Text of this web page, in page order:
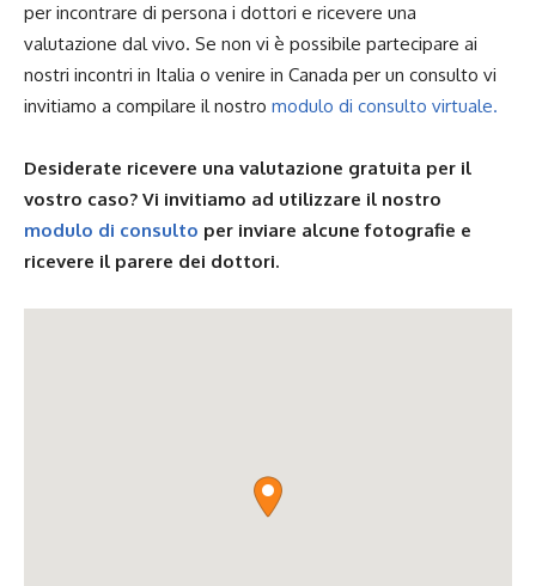
per incontrare di persona i dottori e ricevere una
valutazione dal vivo. Se non vi è possibile partecipare ai
nostri incontri in Italia o venire in Canada per un consulto vi
invitiamo a compilare il nostro modulo di consulto virtuale.
Desiderate ricevere una valutazione gratuita per il
vostro caso? Vi invitiamo ad utilizzare il nostro
modulo di consulto per inviare alcune fotografie e
ricevere il parere dei dottori.